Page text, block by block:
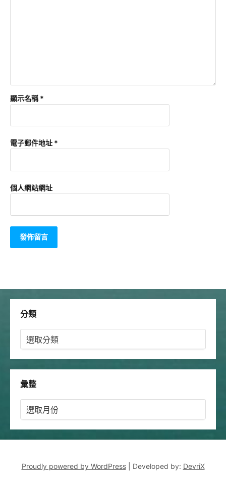
顯示名稱*
電子郵件地址 *
個人網站網址
分類
類
彙整
整
Proudly powered by WordPress Developed by: DevriX